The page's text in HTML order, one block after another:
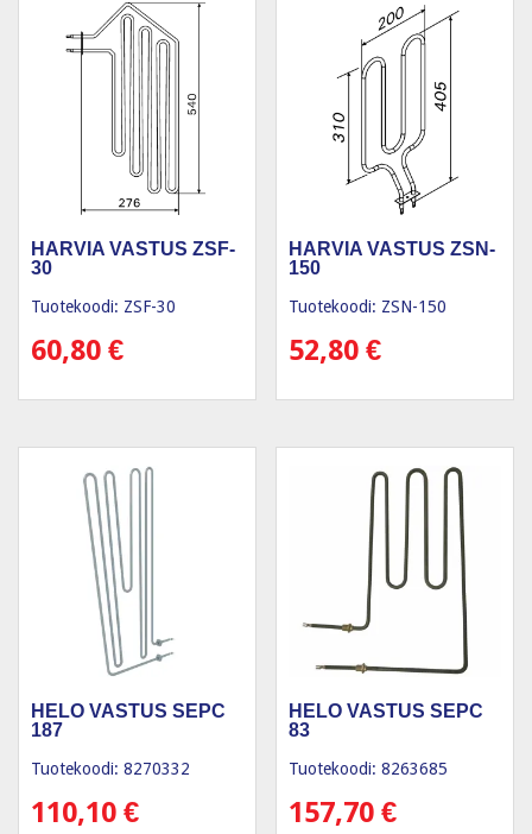
HARVIA VASTUS ZSF-
30
Tuotekoodi: ZSF-30
60,80 €
HARVIA VASTUS ZSN-
150
Tuotekoodi: ZSN-150
52,80€
HELO VASTUS SEPC
187
Tuotekoodi: 8270332
110,10 €
HELO VASTUS SEPC
83
Tuotekoodi: 8263685
157,70€